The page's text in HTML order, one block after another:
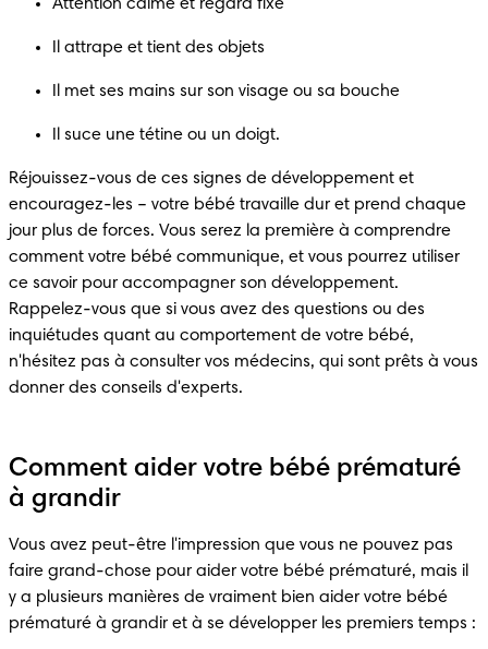
Attention calme et regard fixe
Il attrape et tient des objets
Il met ses mains sur son visage ou sa bouche
Il suce une tétine ou un doigt.
Réjouissez-vous de ces signes de développement et
encouragez-les – votre bébé travaille dur et prend chaque
jour plus de forces. Vous serez la première à comprendre
comment votre bébé communique, et vous pourrez utiliser
ce savoir pour accompagner son développement.
Rappelez-vous que si vous avez des questions ou des
inquiétudes quant au comportement de votre bébé,
n'hésitez pas à consulter vos médecins, qui sont prêts à vous
donner des conseils d'experts.
Comment aider votre bébé prématuré
à grandir
Vous avez peut-être l'impression que vous ne pouvez pas
faire grand-chose pour aider votre bébé prématuré, mais il
y a plusieurs manières de vraiment bien aider votre bébé
prématuré à grandir et à se développer les premiers temps :